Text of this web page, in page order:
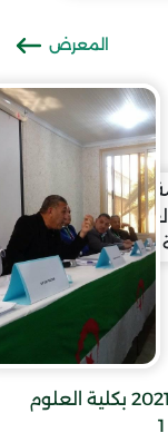
المعرض
صور الجمعية العامة العادية 23 مارس 2021 بكلية العلوم